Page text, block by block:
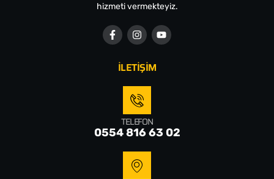
hizmeti vermekteyiz.
İLETİŞİM
TELEFON
0554 816 63 02